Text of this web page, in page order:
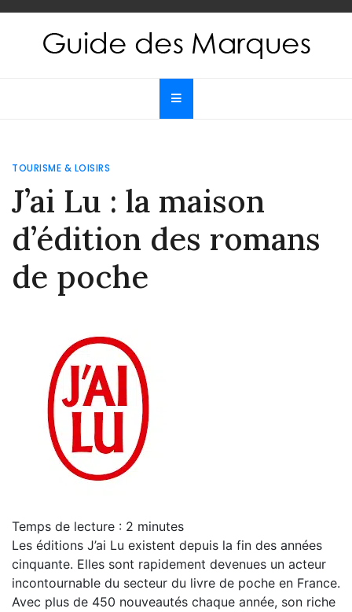
Skip
content
Guide des Marques
TOURISME & LOISIRS
J’ai Lu : la maison
d’édition des romans
de poche
Temps de lecture : 2 minutes
Les éditions J’ai Lu existent depuis la fin des années
cinquante. Elles sont rapidement devenues un acteur
incontournable du secteur du livre de poche en France.
Avec plus de 450 nouveautés chaque année, son riche